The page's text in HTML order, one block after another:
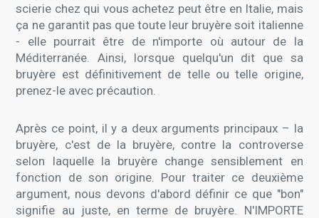
scierie chez qui vous achetez peut être en Italie, mais
ça ne garantit pas que toute leur bruyère soit italienne
- elle pourrait être de n'importe où autour de la
Méditerranée. Ainsi, lorsque quelqu'un dit que sa
bruyère est définitivement de telle ou telle origine,
prenez-le avec précaution.
Après ce point, il y a deux arguments principaux – la
bruyère, c'est de la bruyère, contre la controverse
selon laquelle la bruyère change sensiblement en
fonction de son origine. Pour traiter ce deuxième
argument, nous devons d'abord définir ce que "bon"
signifie au juste, en terme de bruyère. N'IMPORTE